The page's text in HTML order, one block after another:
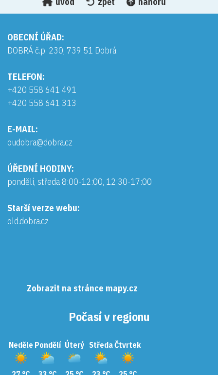
OBECNÍ ÚŘAD:
DOBRÁ č.p. 230, 739 51 Dobrá
TELEFON:
+420 558 641 491
+420 558 641 313
E-MAIL:
oudobra@dobra.cz
ÚŘEDNÍ HODINY:
pondělí, středa 8:00-12:00, 12:30-17:00
Starší verze webu:
old.dobra.cz
Zobrazit na stránce mapy.cz
Počasí v regionu
Neděle Pondělí Úterý StředaČtvrtek